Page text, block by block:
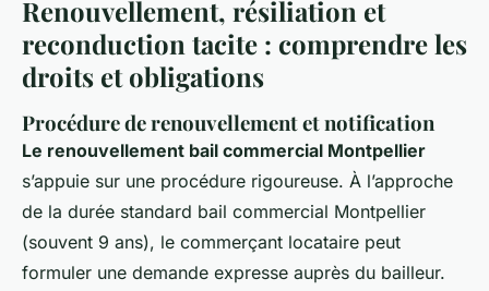
Renouvellement, résiliation et
reconduction tacite : comprendre les
droits et obligations
Procédure de renouvellement et notification
Le renouvellement bail commercial Montpellier
s’appuie sur une procédure rigoureuse. À l’approche
de la durée standard bail commercial Montpellier
(souvent 9 ans), le commerçant locataire peut
formuler une demande expresse auprès du bailleur.